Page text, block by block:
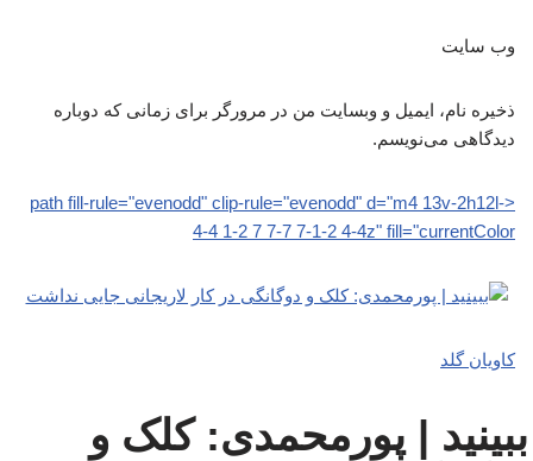
وب‌ سایت
ذخیره نام، ایمیل و وبسایت من در مرورگر برای زمانی که دوباره
دیدگاهی می‌نویسم.
<path fill-rule="evenodd" clip-rule="evenodd" d="m4 13v-2h12l-
4-4 1-2 7 7-7 7-1-2 4-4z" fill="currentColor
کاویان گلد
ببینید | پورمحمدی: کلک و